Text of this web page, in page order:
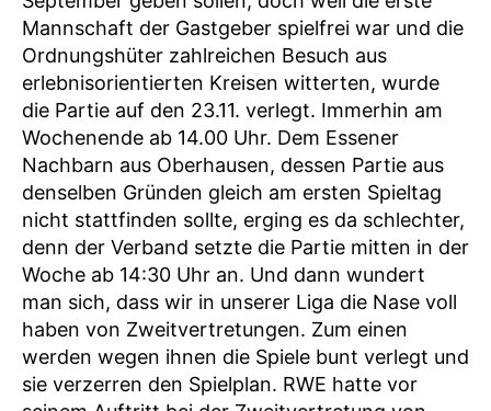
Mannschaft der Gastgeber spielfrei war und die
Ordnungshüter zahlreichen Besuch aus
erlebnisorientierten Kreisen witterten, wurde
die Partie auf den 23.11. verlegt. Immerhin am
Wochenende ab 14.00 Uhr. Dem Essener
Nachbarn aus Oberhausen, dessen Partie aus
denselben Gründen gleich am ersten Spieltag
nicht stattfinden sollte, erging es da schlechter,
denn der Verband setzte die Partie mitten in der
Woche ab 14:30 Uhr an. Und dann wundert
man sich, dass wir in unserer Liga die Nase voll
haben von Zweitvertretungen. Zum einen
werden wegen ihnen die Spiele bunt verlegt und
sie verzerren den Spielplan. RWE hatte vor